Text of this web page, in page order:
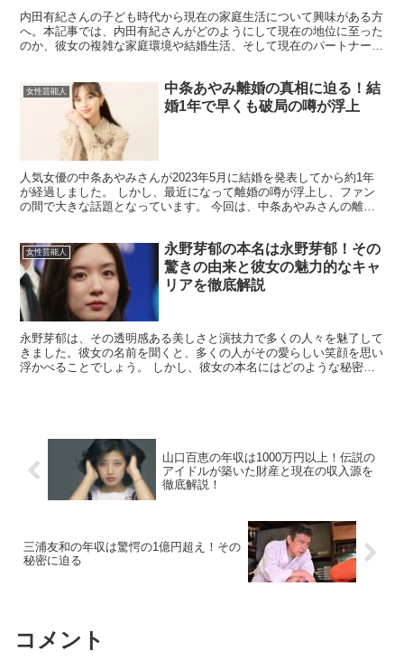
内田有紀さんの子ども時代から現在の家庭生活について興味がある方
へ。本記事では、内田有紀さんがどのようにして現在の地位に至った
のか、彼女の複雑な家庭環境や結婚生活、そして現在のパートナーで
女性芸能人
中条あやみ離婚の真相に迫る！結
婚1年で早くも破局の噂が浮上
人気女優の中条あやみさんが2023年5月に結婚を発表してから約1年
が経過しました。 しかし、最近になって離婚の噂が浮上し、ファン
の間で大きな話題となっています。 今回は、中条あやみさんの離婚
女性芸能人
永野芽郁の本名は永野芽郁！その
驚きの由来と彼女の魅力的なキャ
リアを徹底解説
永野芽郁は、その透明感ある美しさと演技力で多くの人々を魅了して
きました。彼女の名前を聞くと、多くの人がその愛らしい笑顔を思い
浮かべることでしょう。 しかし、彼女の本名にはどのような秘密が
山口百恵の年収は1000万円以上！伝説の
アイドルが築いた財産と現在の収入源を
徹底解説！
三浦友和の年収は驚愕の1億円超え！その
秘密に迫る
コメント